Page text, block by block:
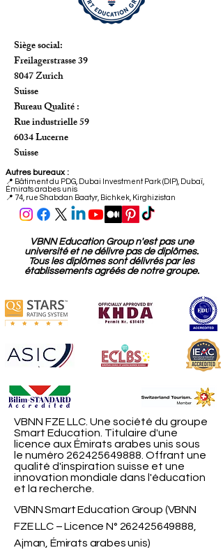
Siège social:
Freilagerstrasse 39
8047 Zurich
Suisse
Bureau Qualité :
Rue industrielle 59
6034 Lucerne
Suisse
Autres bureaux :
📍 Bâtiment du PDG, Dubai Investment Park (DIP), Dubaï,
Émirats arabes unis
📍 74, rue Shabdan Baatyr, Bichkek, Kirghizistan
VBNN Education Group n'est pas une
université et ne délivre pas de diplômes.
Tous les diplômes sont délivrés par les
établissements agréés de notre groupe.
VBNN FZE LLC. Une société du groupe
Smart Education. Titulaire d'une
licence aux Émirats arabes unis sous
le numéro 262425649888. Offrant une
qualité d'inspiration suisse et une
innovation mondiale dans l'éducation
et la recherche.
VBNN Smart Education Group (VBNN
FZE LLC – Licence N° 262425649888,
Ajman, Émirats arabes unis)